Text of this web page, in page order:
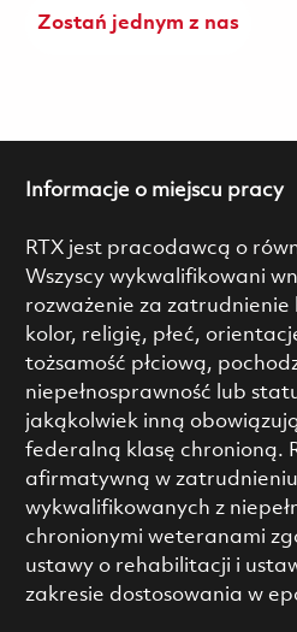
Zostań jednym z nas
Informacje o miejscu pracy
RTX jest pracodawcą o
Wszyscy wykwalifikowani
rozważenie za zatrudnienie
kolor, religię, płeć,
tożsamość płciową,
niepełnosprawność lub
jakąkolwiek inną
federalną klasę chronioną.
afirmatywną w
wykwalifikowanych z
chronionymi weteranami
ustawy o rehabilitacji i
zakresie dostosowania w